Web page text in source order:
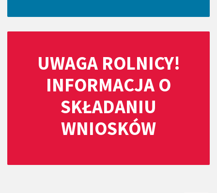
UWAGA ROLNICY!
INFORMACJA O
SKŁADANIU
WNIOSKÓW